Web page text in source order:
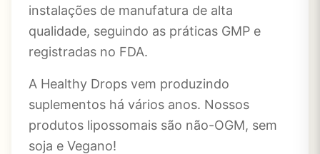
instalações de manufatura de alta
qualidade, seguindo as práticas GMP e
registradas no FDA.
A Healthy Drops vem produzindo
suplementos há vários anos. Nossos
produtos lipossomais são não-OGM, sem
soja e Vegano!